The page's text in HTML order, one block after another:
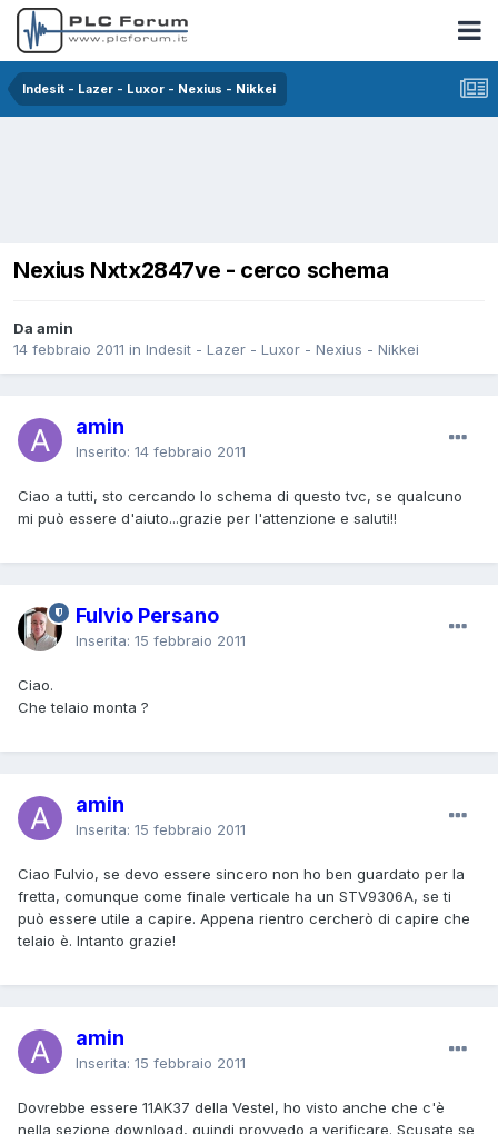
Indesit - Lazer - Luxor - Nexius - Nikkei
Nexius Nxtx2847ve - cerco schema
Da amin
14 febbraio 2011 in Indesit - Lazer - Luxor - Nexius - Nikkei
amin
Inserito: 14 febbraio 2011
Ciao a tutti, sto cercando lo schema di questo tvc, se qualcuno
mi può essere d'aiuto...grazie per l'attenzione e saluti!!
Fulvio Persano
Inserita: 15 febbraio 2011
Ciao.
Che telaio monta ?
amin
Inserita: 15 febbraio 2011
Ciao Fulvio, se devo essere sincero non ho ben guardato per la
fretta, comunque come finale verticale ha un STV9306A, se ti
può essere utile a capire. Appena rientro cercherò di capire che
telaio è. Intanto grazie!
amin
Inserita: 15 febbraio 2011
Dovrebbe essere 11AK37 della Vestel, ho visto anche che c'è
nella sezione download, quindi provvedo a verificare. Scusate se